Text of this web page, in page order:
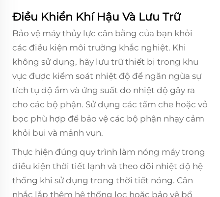
Điều Khiển Khí Hậu Và Lưu Trữ
Bảo vệ máy thủy lực cân bằng của bạn khỏi
các điều kiện môi trường khắc nghiệt. Khi
không sử dụng, hãy lưu trữ thiết bị trong khu
vực được kiểm soát nhiệt độ để ngăn ngừa sự
tích tụ độ ẩm và ứng suất do nhiệt độ gây ra
cho các bộ phận. Sử dụng các tấm che hoặc vỏ
bọc phù hợp để bảo vệ các bộ phận nhạy cảm
khỏi bụi và mảnh vụn.
Thực hiện đúng quy trình làm nóng máy trong
điều kiện thời tiết lạnh và theo dõi nhiệt độ hệ
thống khi sử dụng trong thời tiết nóng. Cân
nhắc lắp thêm hệ thống lọc hoặc bảo vệ bổ